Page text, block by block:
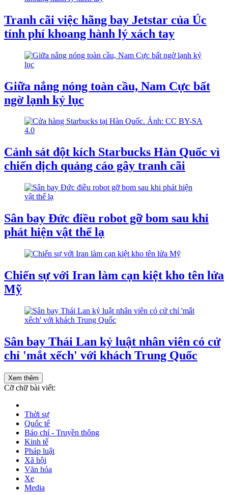
Tranh cãi việc hãng bay Jetstar của Úc
tính phí khoang hành lý xách tay
Giữa nắng nóng toàn cầu, Nam Cực bất
ngờ lạnh kỷ lục
Cảnh sát đột kích Starbucks Hàn Quốc vì
chiến dịch quảng cáo gây tranh cãi
Sân bay Đức điều robot gỡ bom sau khi
phát hiện vật thể lạ
Chiến sự với Iran làm cạn kiệt kho tên lửa
Mỹ
Sân bay Thái Lan kỷ luật nhân viên có cử
chỉ 'mắt xếch' với khách Trung Quốc
Xem thêm
Cỡ chữ bài viết:
Thời sự
Quốc tế
Báo chí - Truyền thông
Kinh tế
Pháp luật
Xã hội
Văn hóa
Xe
Media